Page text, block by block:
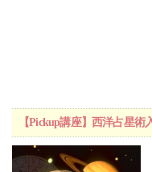
【Pickup講座】西洋占星術